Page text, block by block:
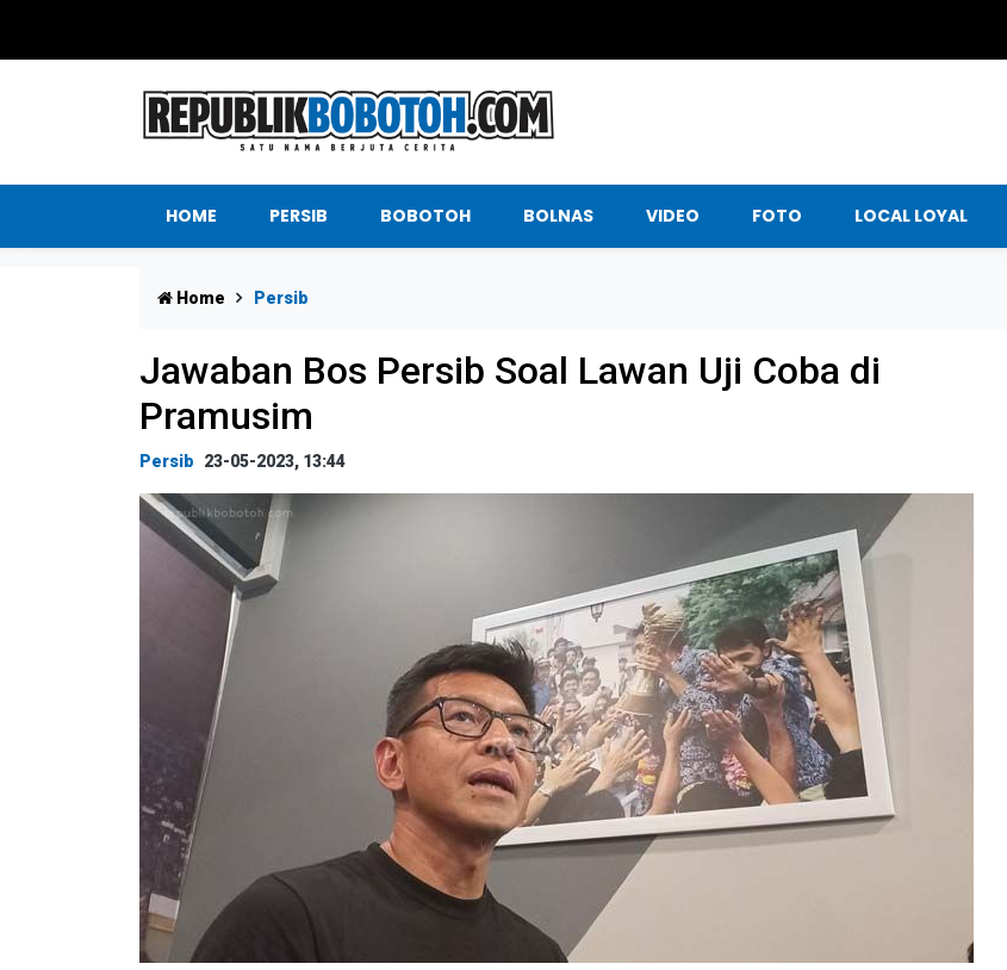
HOME PERSIB BOBOTOH BOLNAS VIDEO FOTO LOCAL LOYAL
Home Persib
Jawaban Bos Persib Soal Lawan Uji Coba di
Pramusim
Persib 23-05-2023, 13:44